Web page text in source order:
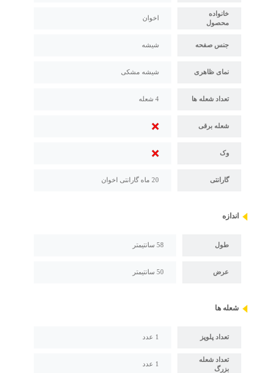
خانواده
محصول
اخوان
جنس صفحه شیشه
نمای ظاهری شیشه مشکی
تعداد شعله ها 4 شعله
شعله برقی
وک
گارانتی 20 ماه گارانتی اخوان
اندازه
طول 58 سانتیمتر
عرض 50 سانتیمتر
شعله ها
تعداد پلوپز 1 عدد
تعداد شعله
بزرگ
1 عدد